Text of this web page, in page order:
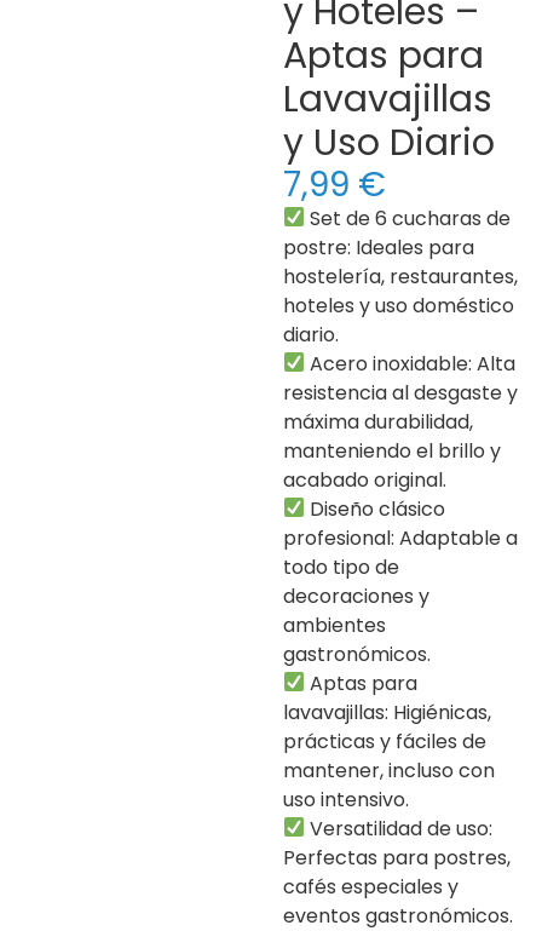
y Hoteles –
Aptas para
Lavavajillas
y Uso Diario
7,99 €
Set de 6 cucharas de
postre: Ideales para
hostelería, restaurantes,
hoteles y uso doméstico
diario.
Acero inoxidable: Alta
resistencia al desgaste y
máxima durabilidad,
manteniendo el brillo y
acabado original.
Diseño clásico
profesional: Adaptable a
todo tipo de
decoraciones y
ambientes
gastronómicos.
Aptas para
lavavajillas: Higiénicas,
prácticas y fáciles de
mantener, incluso con
uso intensivo.
Versatilidad de uso:
Perfectas para postres,
cafés especiales y
eventos gastronómicos.